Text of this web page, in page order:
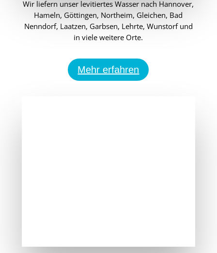
Wir liefern unser levitiertes Wasser nach Hannover,
Hameln, Göttingen, Northeim, Gleichen, Bad
Nenndorf, Laatzen, Garbsen, Lehrte, Wunstorf und
in viele weitere Orte.
Mehr erfahren